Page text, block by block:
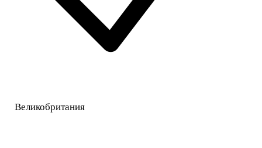
Великобритания